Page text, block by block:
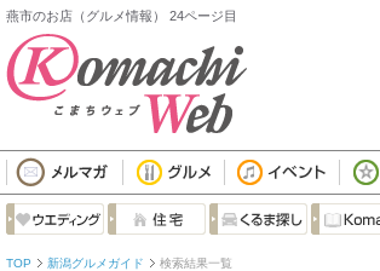
燕市のお店（グルメ情報） 24ページ目
TOP 新潟グルメガイド 検索結果一覧